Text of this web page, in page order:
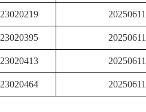
20250611
20250611
20250611
20250611